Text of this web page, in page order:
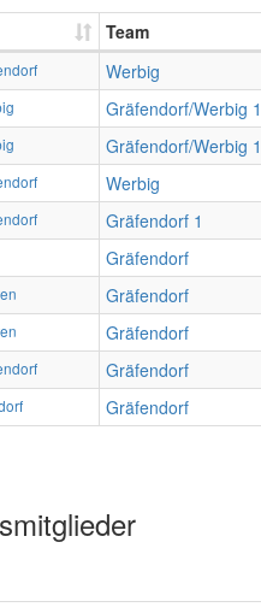
Team
Werbig
Gräfendorf/Werbig 1
Gräfendorf/Werbig 1
Werbig
Gräfendorf 1
Gräfendorf
Gräfendorf
Gräfendorf
Gräfendorf
Gräfendorf